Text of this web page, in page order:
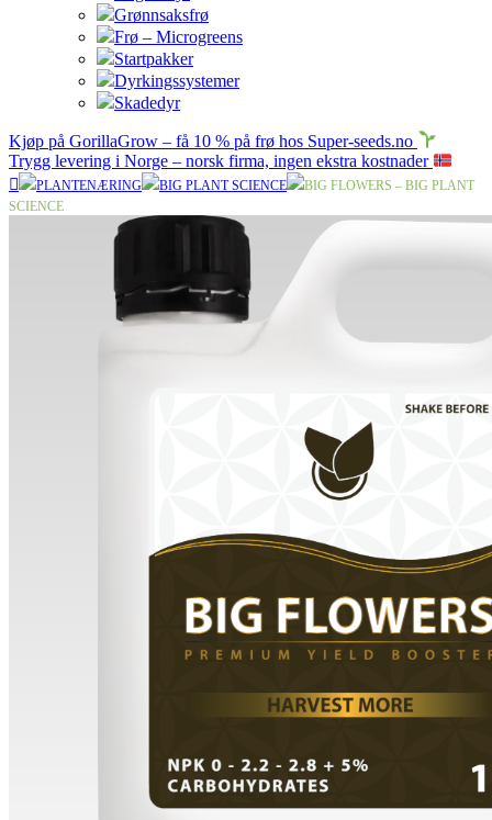
Grønnsaksfrø
Frø – Microgreens
Startpakker
Dyrkingssystemer
Skadedyr
Kjøp på GorillaGrow – få 10 % på frø hos Super-seeds.no
Trygg levering i Norge – norsk firma, ingen ekstra kostnader
PLANTENÆRING BIG PLANT SCIENCE
BIG FLOWERS – BIG PLANT
SCIENCE